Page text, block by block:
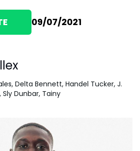
09/07/2021
Delta Bennett, Handel Tucker, J.
Sly Dunbar, Tainy